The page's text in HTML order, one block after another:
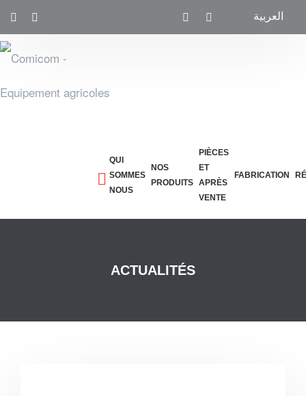
العربية
QUI
SOMMES
NOUS
NOS
PRODUITS
PIÈCES
ET
APRÈS
VENTE
FABRICATION
ACTUALITÉS